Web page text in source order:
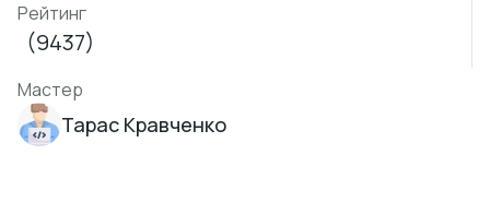
Рейтинг
(9437)
Мастер
Тарас Кравченко